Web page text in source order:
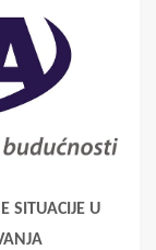
SITUACIJE U